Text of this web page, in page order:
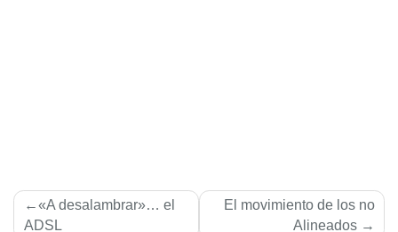
Navegación
«A desalambrar»… el
ADSL
El movimiento de los no
Alineados